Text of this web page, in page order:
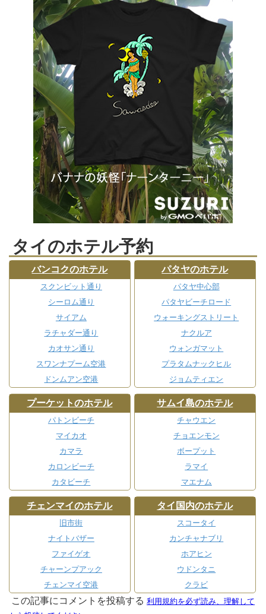
タイのホテル予約
バンコクのホテル
スクンビット通り
シーロム通り
サイアム
ラチャダー通り
カオサン通り
スワンナプーム空港
ドンムアン空港
パタヤのホテル
パタヤ中心部
パタヤビーチロード
ウォーキングストリート
ナクルア
ウォンガマット
プラタムナックヒル
ジョムティエン
プーケットのホテル
パトンビーチ
マイカオ
カマラ
カロンビーチ
カタビーチ
サムイ島のホテル
チャウエン
チョエンモン
ボープット
ラマイ
マエナム
チェンマイのホテル
旧市街
ナイトバザー
ファイゲオ
チャーンプアック
チェンマイ空港
タイ国内のホテル
スコータイ
カンチャナブリ
ホアヒン
ウドンタニ
クラビ